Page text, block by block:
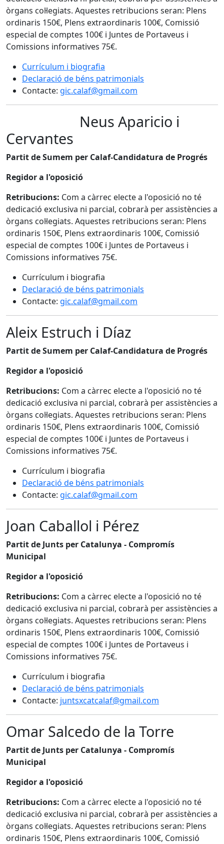
òrgans col·legiats. Aquestes retribucions seran: Plens
ordinaris 150€, Plens extraordinaris 100€, Comissió
especial de comptes 100€ i Juntes de Portaveus i
Comissions informatives 75€.
Currículum i biografia
Declaració de béns patrimonials
Contacte: gic.calaf@gmail.com
Neus Aparicio i
Cervantes
Partit de Sumem per Calaf-Candidatura de Progrés
Regidor a l'oposició
Retribucions: Com a càrrec electe a l'oposició no té
dedicació exclusiva ni parcial, cobrarà per assistències a
òrgans col·legiats. Aquestes retribucions seran: Plens
ordinaris 150€, Plens extraordinaris 100€, Comissió
especial de comptes 100€ i Juntes de Portaveus i
Comissions informatives 75€.
Currículum i biografia
Declaració de béns patrimonials
Contacte: gic.calaf@gmail.com
Aleix Estruch i Díaz
Partit de Sumem per Calaf-Candidatura de Progrés
Regidor a l'oposició
Retribucions: Com a càrrec electe a l'oposició no té
dedicació exclusiva ni parcial, cobrarà per assistències a
òrgans col·legiats. Aquestes retribucions seran: Plens
ordinaris 150€, Plens extraordinaris 100€, Comissió
especial de comptes 100€ i Juntes de Portaveus i
Comissions informatives 75€.
Currículum i biografia
Declaració de béns patrimonials
Contacte: gic.calaf@gmail.com
Joan Caballol i Pérez
Partit de Junts per Catalunya - Compromís
Municipal
Regidor a l'oposició
Retribucions: Com a càrrec electe a l'oposició no té
dedicació exclusiva ni parcial, cobrarà per assistències a
òrgans col·legiats. Aquestes retribucions seran: Plens
ordinaris 150€, Plens extraordinaris 100€, Comissió
especial de comptes 100€ i Juntes de Portaveus i
Comissions informatives 75€.
Currículum i biografia
Declaració de béns patrimonials
Contacte: juntsxcatcalaf@gmail.com
Omar Salcedo de la Torre
Partit de Junts per Catalunya - Compromís
Municipal
Regidor a l'oposició
Retribucions: Com a càrrec electe a l'oposició no té
dedicació exclusiva ni parcial, cobrarà per assistències a
òrgans col·legiats. Aquestes retribucions seran: Plens
ordinaris 150€, Plens extraordinaris 100€, Comissió